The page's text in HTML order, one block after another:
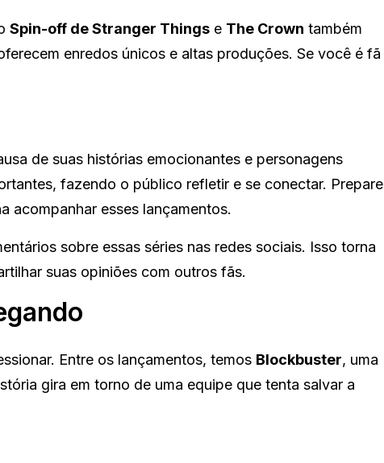
Spin-off de Stranger Things e The Crown também
enredos únicos e altas produções. Se você é fã
de suas histórias emocionantes e personagens
fazendo o público refletir e se conectar. Prepare
acompanhar esses lançamentos.
sobre essas séries nas redes sociais. Isso torna
suas opiniões com outros fãs.
Entre os lançamentos, temos Blockbuster, uma
gira em torno de uma equipe que tenta salvar a